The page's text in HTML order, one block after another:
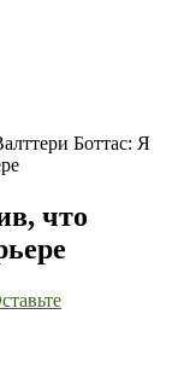
Боттас: Я
что